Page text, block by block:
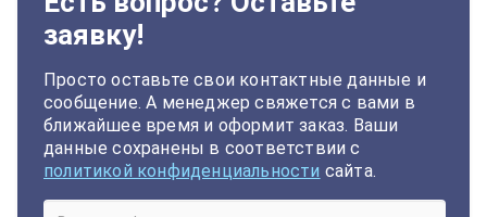
заявку!
Просто оставьте свои контактные данные и
сообщение. А менеджер свяжется с вами в
ближайшее время и оформит заказ. Ваши
данные сохранены в соответствии с
политикой конфиденциальности сайта.